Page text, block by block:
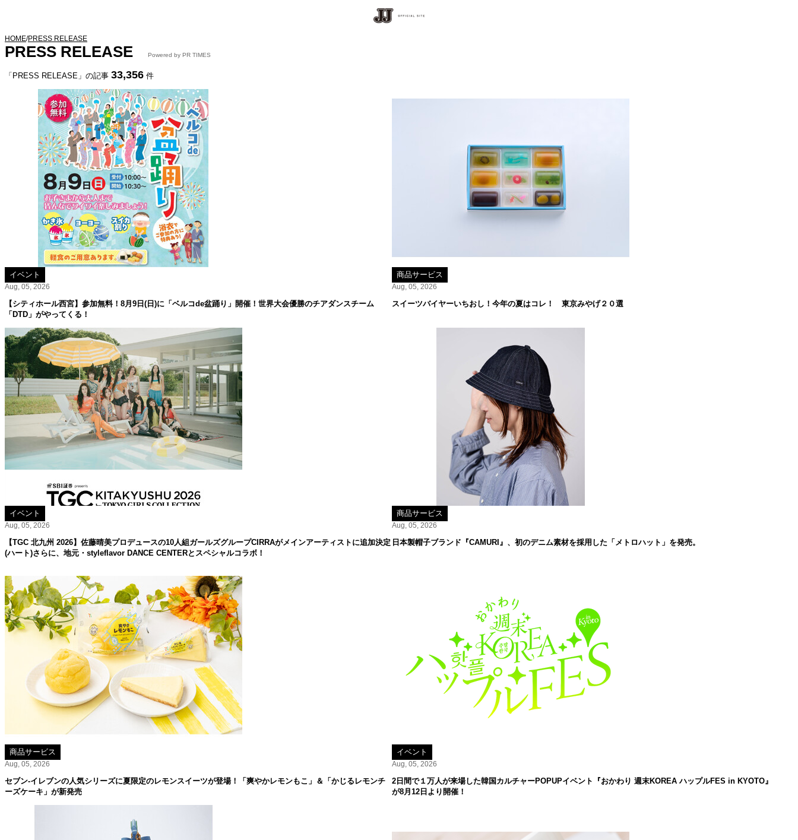
HOME/PRESS RELEASE
PRESS RELEASE Powered by PR TIMES
「PRESS RELEASE」の記事 33,356 件
イベント
Aug, 05, 2026
【シティホール西宮】参加無料！8月9日(日)に「ベルコde盆踊り」開催！世界大会優勝のチアダンスチーム
「DTD」がやってくる！
商品サービス
Aug, 05, 2026
スイーツバイヤーいちおし！今年の夏はコレ！ 東京みやげ２０選
イベント
Aug, 05, 2026
【TGC 北九州 2026】佐藤晴美プロデュースの10人組ガールズグループCIRRAがメインアーティストに追加決定
(ハート)さらに、地元・styleflavor DANCE CENTERとスペシャルコラボ！
商品サービス
Aug, 05, 2026
日本製帽子ブランド『CAMURI』、初のデニム素材を採用した「メトロハット」を発売。
商品サービス
Aug, 05, 2026
セブン‐イレブンの人気シリーズに夏限定のレモンスイーツが登場！「爽やかレモンもこ」＆「かじるレモンチ
ーズケーキ」が新発売
イベント
Aug, 05, 2026
2日間で１万人が来場した韓国カルチャーPOPUPイベント『おかわり 週末KOREA ハップルFES in KYOTO』
が8月12日より開催！